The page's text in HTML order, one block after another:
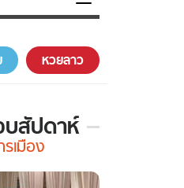
บตัว หวยลาว
บสัปดาห์
รเมือง